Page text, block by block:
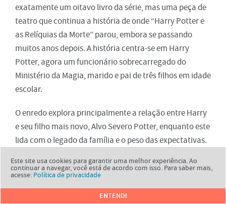
exatamente um oitavo livro da série, mas uma peça de
teatro que continua a história de onde “Harry Potter e
as Relíquias da Morte” parou, embora se passando
muitos anos depois. A história centra-se em Harry
Potter, agora um funcionário sobrecarregado do
Ministério da Magia, marido e pai de três filhos em idade
escolar.
O enredo explora principalmente a relação entre Harry
e seu filho mais novo, Alvo Severo Potter, enquanto este
lida com o legado da família e o peso das expectativas.
ameaça ao mundo bruxo.
Apesar de ser uma sequência, “A Criança Amaldiçoada”
Este site usa cookies para garantir uma melhor experiência. Ao
continuar a navegar, você está de acordo com isso. Para saber mais,
acesse: Política de privacidade
ENTENDI